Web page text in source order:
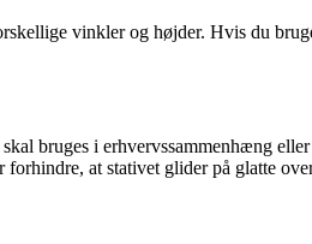
vinkler og højder. Hvis du
bruges i erhvervssammenhæng
at stativet glider på glatte